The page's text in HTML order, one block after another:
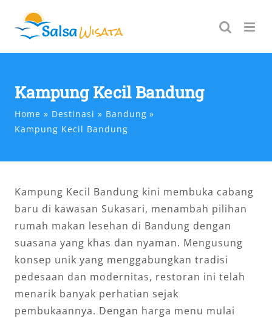
content
Kampung Kecil Bandung
Home Destinasi
Bandung
Kampung Kecil Bandung
Kampung Kecil Bandung kini membuka cabang
baru di kawasan Sukasari, menambah pilihan
rumah makan lesehan di Bandung dengan
suasana yang khas dan nyaman. Mengusung
konsep unik yang menggabungkan tradisi
pedesaan dan modernitas, restoran ini telah
menarik banyak perhatian sejak
pembukaannya. Dengan harga menu mulai